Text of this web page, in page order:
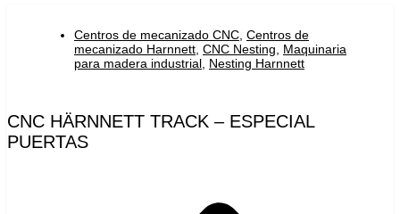
Centros de mecanizado CNC Centros de
mecanizado Harnnett CNC Nesting
Maquinaria
para madera industrial Nesting Harnnett
CNC HÄRNNETT TRACK – ESPECIAL
PUERTAS